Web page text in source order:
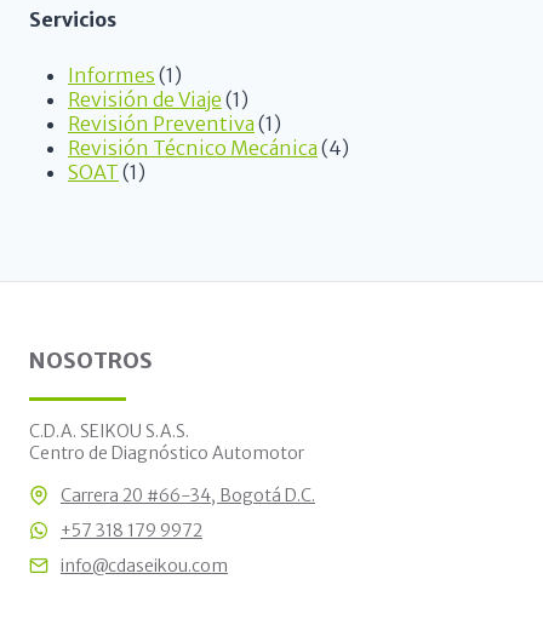
Servicios
Informes 1
Revisión de Viaje 1
Revisión Preventiva 1
Revisión Técnico Mecánica 4
SOAT 1
NOSOTROS
C.D.A. SEIKOU S.A.S.
Centro de Diagnóstico Automotor
Carrera 20 #66-34, Bogotá D.C.
+57 318 179 9972
info@cdaseikou.com